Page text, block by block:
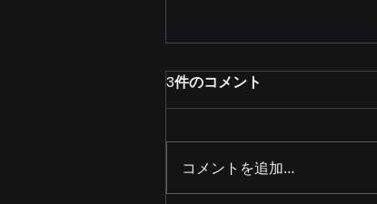
3件のコメント
コメントを追加…